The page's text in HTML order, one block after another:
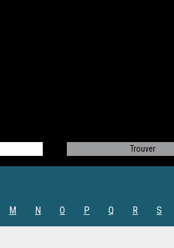
M N O P Q R S